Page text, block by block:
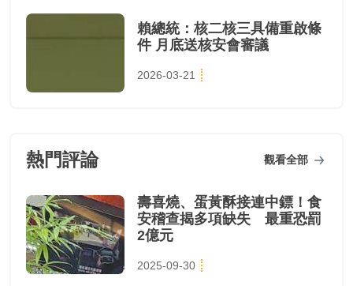
賴總統：核二核三具備重啟條
件 月底送核安會審議
2026-03-21
熱門評論 觀看全部
壽喜燒、蛋黃酥接連中鏢！食
安稽查揭多項缺失 最重恐罰
2億元
2025-09-30